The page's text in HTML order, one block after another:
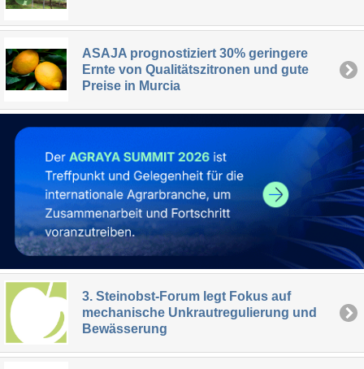
ASAJA prognostiziert 30% geringere
Ernte von Qualitätszitronen und gute
Preise in Murcia
3. Steinobst-Forum legt Fokus auf
mechanische Unkrautregulierung und
Bewässerung